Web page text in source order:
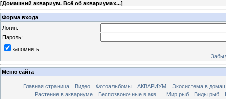
[Домашний аквариум. Всё об аквариумах...]
Форма входа
Логин:
Пароль:
запомнить
Меню сайта
Главная страница Видео Фотоальбомы АКВАРИУМ
Экосистема в
Растение в аквариуме
Беспозвоночные в акв... Мир рыб Виды рыб